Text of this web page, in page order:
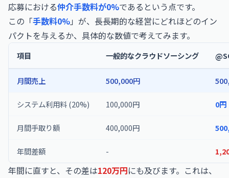
応募における仲介手数料が0%であるという点です。
この「手数料0%」が、長長期的な経営にどれほどのイン
パクトを与えるか、具体的な数値で考えてみます。
項目 一般的なクラウドソーシング
月間売上 500,000円
システム利用料 (20%) 100,000円 0円
月間手取り額 400,000円
年間差額 -
年間に直すと、その差は120万円にも及びます。これは、